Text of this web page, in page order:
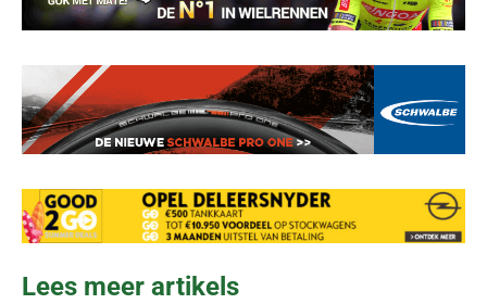
Lees meer artikels